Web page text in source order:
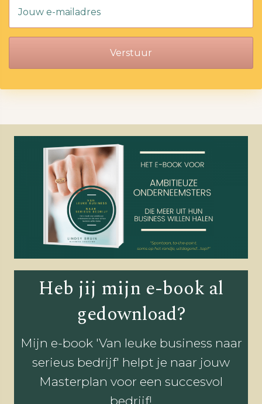
Verstuur
Heb jij mijn e-book al
gedownload?
Mijn e-book 'Van leuke business naar
serieus bedrijf' helpt je naar jouw
Masterplan voor een succesvol
bedrijf!